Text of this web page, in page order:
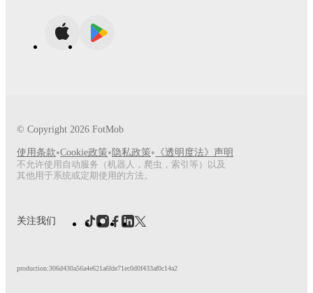
© Copyright 2026 FotMob
使用条款•Cookie政策• 隐私政策• 《透明度法》声明
不允许使用自动服务（机器人，爬虫，索引等）以及
其他用于系统或定期使用的方法。
关注我们
production:306d430a56a4e621a6fde71ec0d0f433af0c14a2